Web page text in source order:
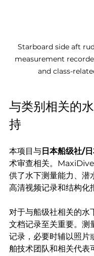
Starboard side aft
measurement
and class-
与类别相关的
持
本项目与日本船级社/
术审查相关。
供了水下测量能力、潜
高清视频记录和结构化
对于与船级社相关的水
文档记录至关重要。测
记录，必要时辅以照片
舶技术团队和相关代表